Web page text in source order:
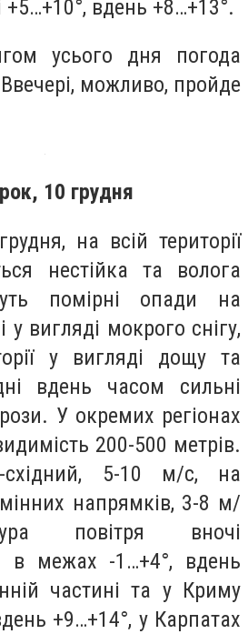
вдень +8…+13°.
усього дня погода
можливо, пройде
10 грудня
на всій території
нестійка та волога
помірні опади на
у вигляді мокрого снігу,
у вигляді дощу та
вдень часом сильні
У окремих регіонах
200-500 метрів.
східний, 5-10 м/с, на
напрямків, 3-8 м/
повітря вночі
в межах -1…+4°, вдень
частині та у Криму
+9…+14°, у Карпатах